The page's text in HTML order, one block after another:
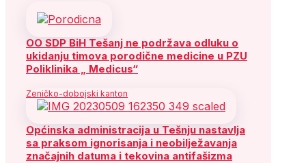
OO SDP BiH Tešanj ne podržava odluku o
ukidanju timova porodične medicine u PZU
Poliklinika „ Medicus“
Zeničko-dobojski kanton
Općinska administracija u Tešnju nastavlja
sa praksom ignorisanja i neobilježavanja
značajnih datuma i tekovina antifašizma